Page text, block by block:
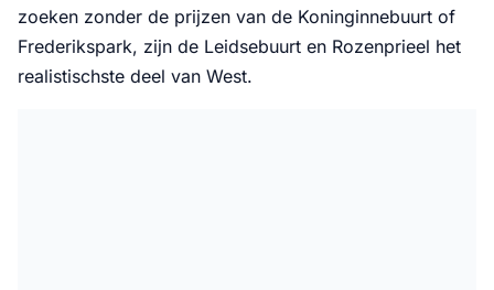
zoeken zonder de prijzen van de Koninginnebuurt of
Frederikspark, zijn de Leidsebuurt en Rozenprieel het
realistischste deel van West.